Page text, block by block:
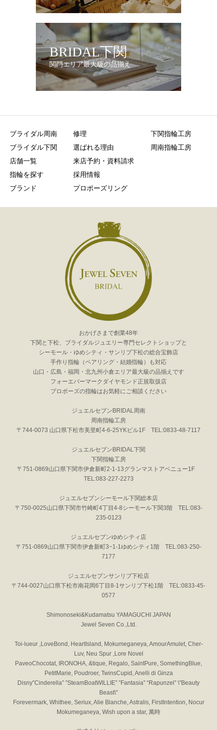
BRIDAL下関
関門エリア最大級の品揃え
ブライダル周南
ブライダル下関
店舗一覧
指輪を探す
ブランド
修理
選ばれる理由
来店予約・資料請求
採用情報
プロポーズリング
下関指輪工房
周南指輪工房
おかげさまで創業48年
下関と下松、ブライダルジュエリー専門セレクトショップと
シーモール・ゆめシティ・サンリブ下松の総合宝飾店
手作り指輪（ペアリング・結婚指輪）も対応
山口・広島・福岡・北九州小倉エリア最大級の品揃えです
フォーエバーマークダイヤモンド正規取扱店
プロポーズの指輪はお気軽にご相談ください
ジュエルセブンBRIDAL周南
周南指輪工房
〒744-0073 山口県下松市美里町4-6-25YKビル1F TEL:0833-48-7117
ジュエルセブンBRIDAL下関
下関指輪工房
〒751-0869山口県下関市伊倉新町2-1-13グランマストアベニュー1F
TEL:083-227-2273
ジュエルセブンシーモール下関総本店
〒750-0025山口県下関市竹崎町4丁目4-8シーモール下関3階 TEL:083-
235-0123
ジュエルセブンゆめシティ店
〒751-0869山口県下関市伊倉新町3−1-1ゆめシティ1階 TEL:083-250-
7177
ジュエルセブンサンリブ下松店
〒744-0027山口県下松市南花岡6丁目8-1サンリブ下松1階 TEL:0833-45-
0577
Shimonoseki&Kudamatsu YAMAGUCHI JAPAN
Jewel Seven Co.,Ltd.
Toi-lueur ,LoveBond, HeartIsland, Mokumeganeya, AmourAmulet, Cher-
Luv, Neu Spur ,Lore Novel
PaveoChocotat, IRONOHA, &tique, Regalo, SaintPure, SomethingBlue,
PetitMarie, Poudroer, TwinsCupid, Anelli di Ginza
Disny”Cinderella” ”SteamBoatWILLIE” ”Fantasia” “Rapunzel” \"Beauty
Beast\"
Forevermark, Whithee, Seriux, Alie Blanche, Astralis, FirstIntention, Nocur
Mokumeganeya, Wish upon a star, 萬時